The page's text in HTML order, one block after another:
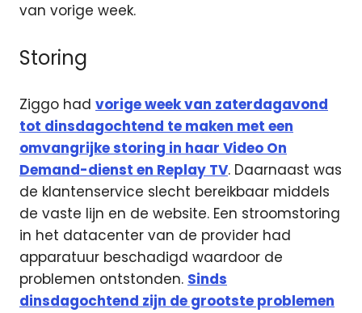
van vorige week.
Storing
Ziggo had vorige week van zaterdagavond
tot dinsdagochtend te maken met een
omvangrijke storing in haar Video On
Demand-dienst en Replay TV. Daarnaast was
de klantenservice slecht bereikbaar middels
de vaste lijn en de website. Een stroomstoring
in het datacenter van de provider had
apparatuur beschadigd waardoor de
problemen ontstonden. Sinds
dinsdagochtend zijn de grootste problemen